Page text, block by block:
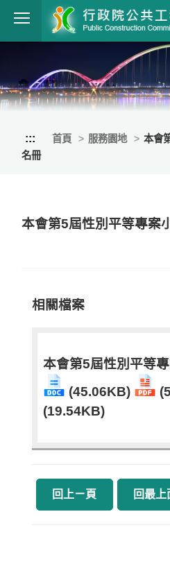
跳到主要內容
::: 首頁 服務園地
本會
名冊
本會第5屆性別平等專案
相關檔案
本會第5屆性別平等
(45.06KB)
(19.54KB)
回上ㄧ頁 回最上